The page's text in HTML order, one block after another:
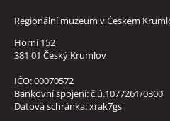
Regionální muzeum v Českém
Horní 152
381 01 Český Krumlov
IČO: 00070572
Bankovní spojení: č.ú.1077261/0300
Datová schránka: xrak7gs